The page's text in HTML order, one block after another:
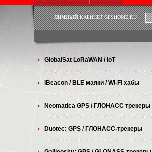
ЛИЧНЫЙКАБИНЕТ GPSHOME.RU
GlobalSat LoRaWAN / IoT
iBeacon / BLE маяки / Wi-Fi хабы
Neomatica GPS / ГЛОНАСС трекеры
Duotec: GPS / ГЛОНАСС-трекеры